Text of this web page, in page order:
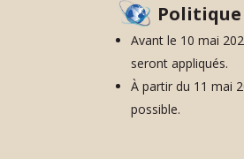
Avant le 10 mai
seront appliqués.
À partir du 11 mai
possible.